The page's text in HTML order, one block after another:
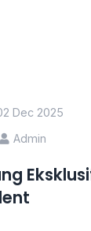
Dec 2025
Admin